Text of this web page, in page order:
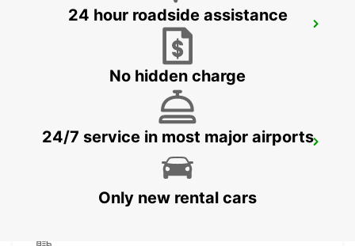
SCHWAEBISCH HALL NO TRUCKS
SCHWAEBISCH HALL - GERMANY
24 hour roadside assistance
No hidden charge
24/7 service in most major airports
Only new rental cars